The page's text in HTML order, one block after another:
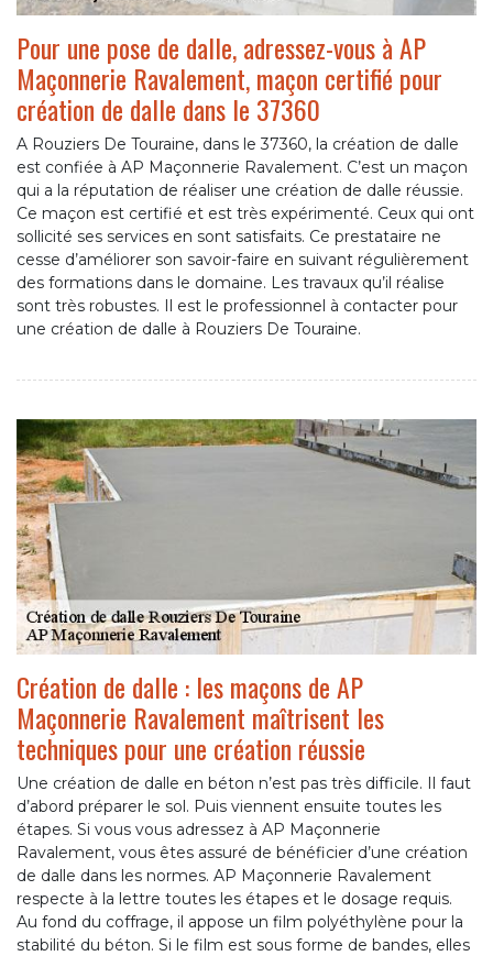
Pour une pose de dalle, adressez-vous à AP
Maçonnerie Ravalement, maçon certifié pour
création de dalle dans le 37360
A Rouziers De Touraine, dans le 37360, la création de dalle
est confiée à AP Maçonnerie Ravalement. C’est un maçon
qui a la réputation de réaliser une création de dalle réussie.
Ce maçon est certifié et est très expérimenté. Ceux qui ont
sollicité ses services en sont satisfaits. Ce prestataire ne
cesse d’améliorer son savoir-faire en suivant régulièrement
des formations dans le domaine. Les travaux qu’il réalise
sont très robustes. Il est le professionnel à contacter pour
une création de dalle à Rouziers De Touraine.
Création de dalle : les maçons de AP
Maçonnerie Ravalement maîtrisent les
techniques pour une création réussie
Une création de dalle en béton n’est pas très difficile. Il faut
d’abord préparer le sol. Puis viennent ensuite toutes les
étapes. Si vous vous adressez à AP Maçonnerie
Ravalement, vous êtes assuré de bénéficier d’une création
de dalle dans les normes. AP Maçonnerie Ravalement
respecte à la lettre toutes les étapes et le dosage requis.
Au fond du coffrage, il appose un film polyéthylène pour la
stabilité du béton. Si le film est sous forme de bandes, elles